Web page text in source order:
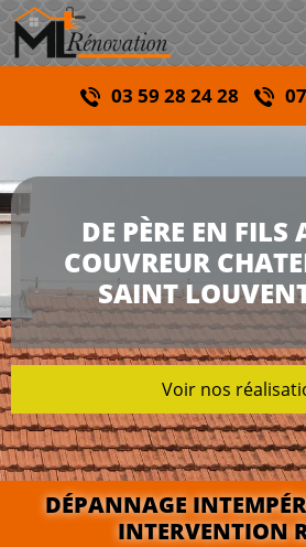
03 59 28 24 28
DE PÈRE EN FILS
COUVREUR
SAINT
Voir nos
DÉPANNAGE
INTERVENTION